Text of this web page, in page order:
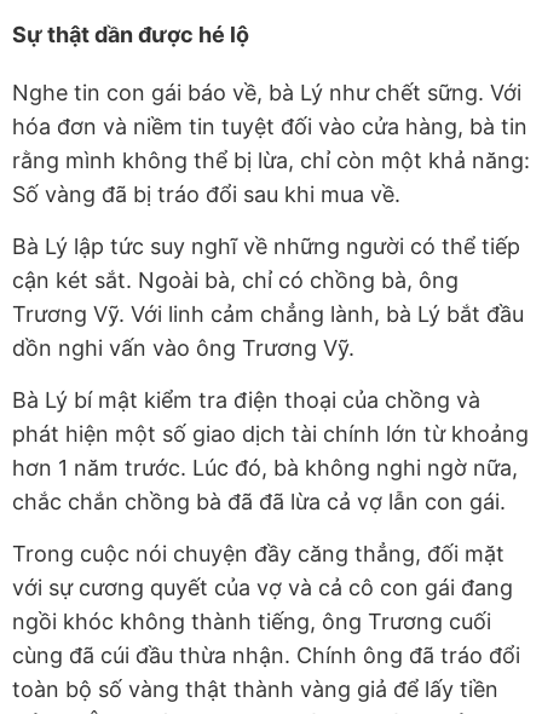
Sự thật dần được hé lộ
Nghe tin con gái báo về, bà Lý như chết sững. Với
hóa đơn và niềm tin tuyệt đối vào cửa hàng, bà tin
rằng mình không thể bị lừa, chỉ còn một khả năng:
Số vàng đã bị tráo đổi sau khi mua về.
Bà Lý lập tức suy nghĩ về những người có thể tiếp
cận két sắt. Ngoài bà, chỉ có chồng bà, ông
Trương Vỹ. Với linh cảm chẳng lành, bà Lý bắt đầu
dồn nghi vấn vào ông Trương Vỹ.
Bà Lý bí mật kiểm tra điện thoại của chồng và
phát hiện một số giao dịch tài chính lớn từ khoảng
hơn 1 năm trước. Lúc đó, bà không nghi ngờ nữa,
chắc chắn chồng bà đã đã lừa cả vợ lẫn con gái.
Trong cuộc nói chuyện đầy căng thẳng, đối mặt
với sự cương quyết của vợ và cả cô con gái đang
ngồi khóc không thành tiếng, ông Trương cuối
cùng đã cúi đầu thừa nhận. Chính ông đã tráo đổi
toàn bộ số vàng thật thành vàng giả để lấy tiền